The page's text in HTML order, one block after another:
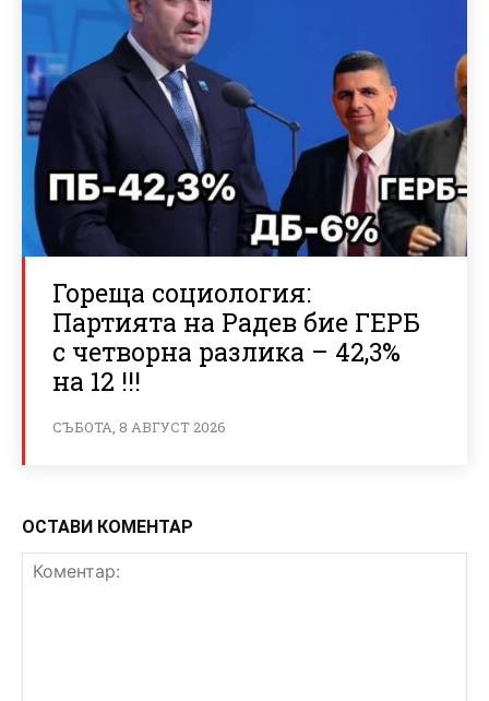
Гореща социология:
Партията на Радев бие ГЕРБ
с четворна разлика – 42,3%
на 12 !!!
СЪБОТА, 8 АВГУСТ 2026
ОСТАВИ КОМЕНТАР